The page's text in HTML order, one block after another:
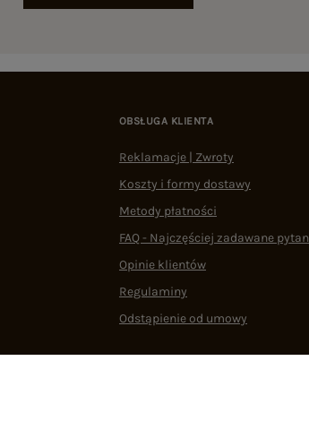
OBSŁUGA KLIENTA
Reklamacje | Zwroty
Koszty i formy dostawy
Metody płatności
FAQ - Najczęściej zadawane
Opinie klientów
Regulaminy
Odstąpienie od umowy